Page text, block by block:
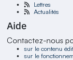
Lettres
Actualités
Aide
Contactez-nous
sur le contenu
sur le